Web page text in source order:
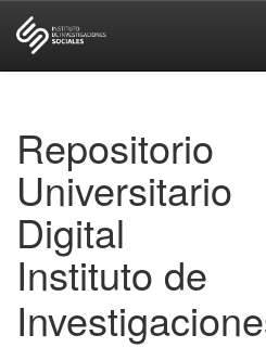
Repositorio
Universitario
Digital
Instituto de